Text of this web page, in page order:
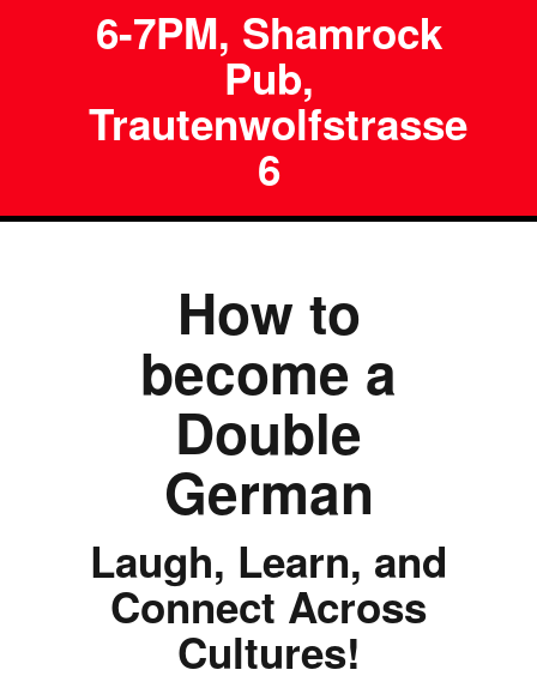
6-7PM, Shamrock
Pub,
Trautenwolfstrasse
6
How to
become a
Double
German
Laugh, Learn, and
Connect Across
Cultures!